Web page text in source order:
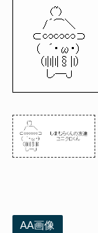
(~)
/´⌒＼
⊂∽∽∽⊃ し
（ ´・ω・
（l|l|l|§|l）
し─Ｊ
AA画像